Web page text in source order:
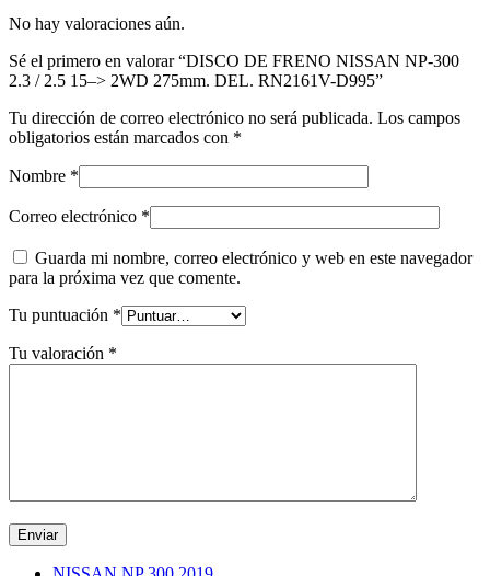
No hay valoraciones aún.
Sé el primero en valorar “DISCO DE FRENO NISSAN NP-300
2.3 / 2.5 15–> 2WD 275mm. DEL. RN2161V-D995”
Tu dirección de correo electrónico no será publicada. Los campos
obligatorios están marcados con *
Nombre *
Correo electrónico *
Guarda mi nombre, correo electrónico y web en este navegador
para la próxima vez que comente.
Tu puntuación *
Tu valoración *